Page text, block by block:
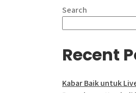
Search
Recent
Kabar Baik untuk